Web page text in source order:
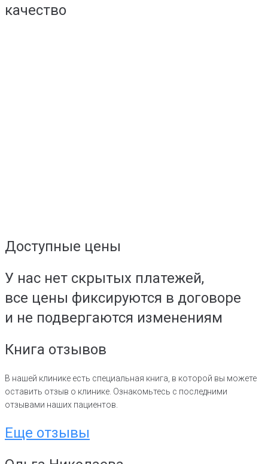
качество
Доступные цены
У нас нет скрытых платежей,
все цены фиксируются в договоре
и не подвергаются изменениям
Книга отзывов
В нашей клинике есть специальная книга, в которой вы можете
оставить отзыв о клинике. Ознакомьтесь с последними
отзывами наших пациентов.
Еще отзывы